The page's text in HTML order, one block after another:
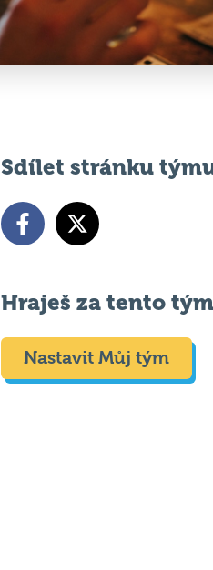
Hraješ za tento tým?
Nastavit Můj tým